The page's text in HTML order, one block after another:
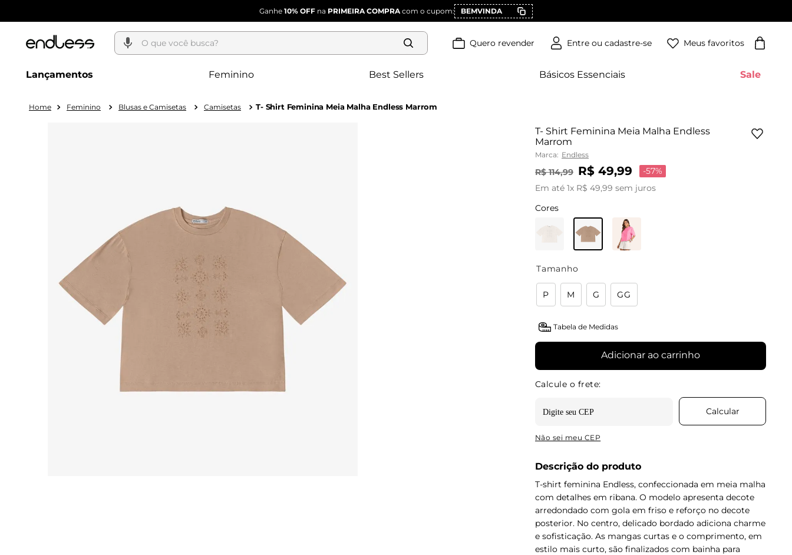
Ganhe 10% OFF na PRIMEIRA COMPRA com o cupom: BEMVINDA
O que você busca?
Quero revender Meus favoritos
Lançamentos Feminino Best Sellers Básicos Essenciais Sale
Feminino Blusas e Camisetas Camisetas T- Shirt Feminina Meia Malha Endless Marrom
T- Shirt Feminina Meia Malha Endless
Marrom
Marca: Endless
R$ 114,99 R$ 49,99 -57%
Em até 1x R$ 49,99 sem juros
Cores
Tamanho
P M G GG
Tabela de Medidas
Adicionar ao carrinho
Não sei meu CEP
Descrição do produto
T-shirt feminina Endless, confeccionada em meia malha
com detalhes em ribana. O modelo apresenta decote
arredondado com gola em friso e reforço no decote
posterior. No centro, delicado bordado adiciona charme
e sofisticação. As mangas curtas e o comprimento, em
estilo mais curto, são finalizados com bainha para